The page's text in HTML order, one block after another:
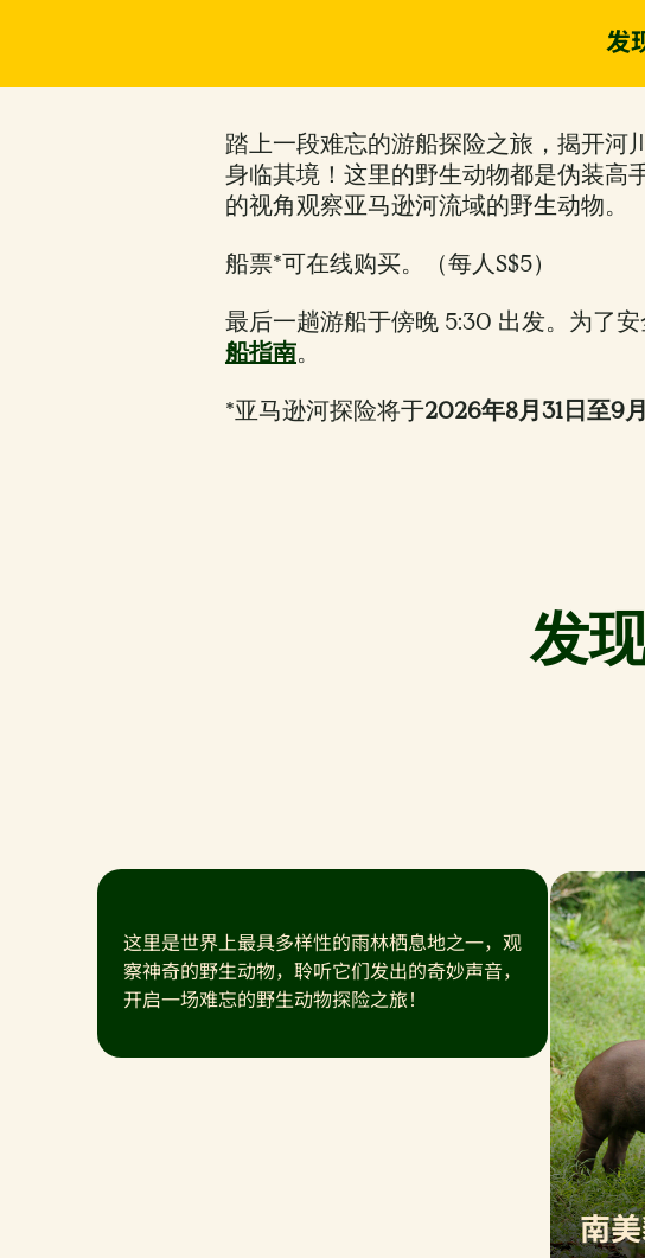
发
踏上一段难忘的游船探险之旅，揭开河
身临其境！这里的野生动物都是伪装高
的视角观察亚马逊河流域的野生动物。
船票*可在线购买。（每人S$5）
最后一趟游船于傍晚 5:30 出发。为了安
船指南。
*亚马逊河探险将于2026年8月31日至9
发
这里是世界上最具多样性的雨林栖息地之一，观
察神奇的野生动物，聆听它们发出的奇妙声音，
开启一场难忘的野生动物探险之旅！
南